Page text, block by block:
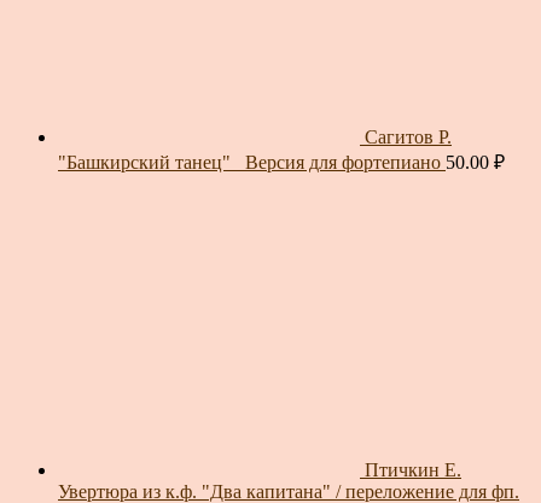
Сагитов Р.
"Башкирский танец"_ Версия для фортепиано 50.00 ₽
Птичкин Е.
Увертюра из к.ф. "Два капитана" / переложение для фп.